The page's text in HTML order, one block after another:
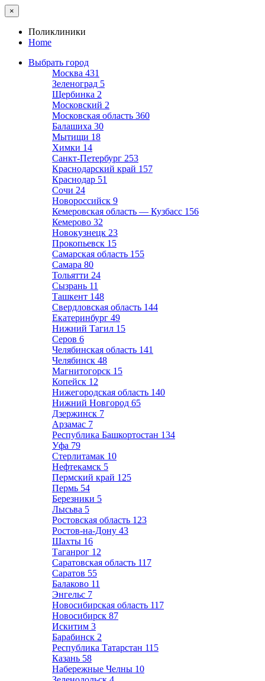
×
Поликлиники
Home
Выбрать город
Москва 431
Зеленоград 5
Щербинка 2
Московский 2
Московская область 360
Балашиха 30
Мытищи 18
Химки 14
Санкт-Петербург 253
Краснодарский край 157
Краснодар 51
Сочи 24
Новороссийск 9
Кемеровская область — Кузбасс 156
Кемерово 32
Новокузнецк 23
Прокопьевск 15
Самарская область 155
Самара 80
Тольятти 24
Сызрань 11
Ташкент 148
Свердловская область 144
Екатеринбург 49
Нижний Тагил 15
Серов 6
Челябинская область 141
Челябинск 48
Магнитогорск 15
Копейск 12
Нижегородская область 140
Нижний Новгород 65
Дзержинск 7
Арзамас 7
Республика Башкортостан 134
Уфа 79
Стерлитамак 10
Нефтекамск 5
Пермский край 125
Пермь 54
Березники 5
Лысьва 5
Ростовская область 123
Ростов-на-Дону 43
Шахты 16
Таганрог 12
Саратовская область 117
Саратов 55
Балаково 11
Энгельс 7
Новосибирская область 117
Новосибирск 87
Искитим 3
Барабинск 2
Республика Татарстан 115
Казань 58
Набережные Челны 10